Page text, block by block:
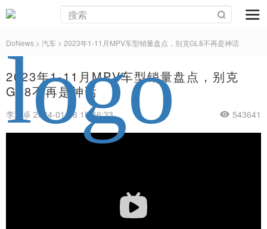
DoNews > 汽车 > 2023年1-11月MPV车型销量盘点，别克GL8不再是神话
2023年1-11月MPV车型销量盘点，别克
GL8不再是神话
李京卓 2024-01-08 15:46:33 543641